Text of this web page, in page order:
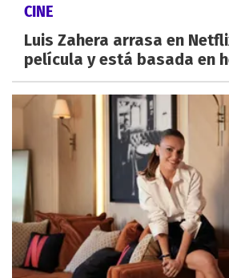
CINE
Luis Zahera arrasa en
película y está basada en